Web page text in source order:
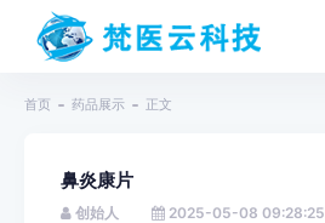
首页 药品展示 正文
鼻炎康片
创始人 2025-05-08 09:28:25